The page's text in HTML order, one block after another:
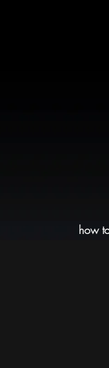
how